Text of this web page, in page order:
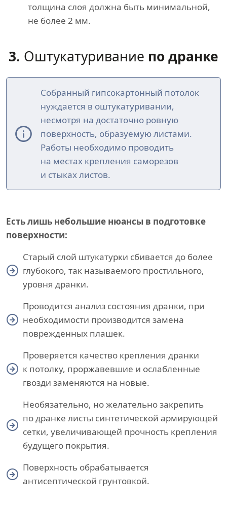
толщина слоя должна быть минимальной,
не более 2 мм.
3. Оштукатуривание по дранке
Собранный гипсокартонный потолок
нуждается в оштукатуривании,
несмотря на достаточно ровную
поверхность, образуемую листами.
Работы необходимо проводить
на местах крепления саморезов
и стыках листов.
Есть лишь небольшие нюансы в подготовке
поверхности:
Старый слой штукатурки сбивается до более
глубокого, так называемого простильного,
уровня дранки.
Проводится анализ состояния дранки, при
необходимости производится замена
поврежденных плашек.
Проверяется качество крепления дранки
к потолку, проржавевшие и ослабленные
гвозди заменяются на новые.
Необязательно, но желательно закрепить
по дранке листы синтетической армирующей
сетки, увеличивающей прочность крепления
будущего покрытия.
Поверхность обрабатывается
антисептической грунтовкой.